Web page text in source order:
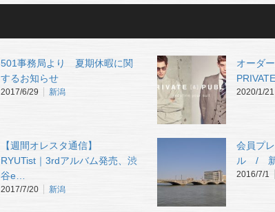
501事務局より 夏期休暇に関
するお知らせ
2017/6/29 新潟
オーダ
2020/1/21
【週間オレスタ通信】
RYUTist｜3rdアルバム発売、渋
谷e…
2017/7/20 新潟
会員プ
ル / 新
2016/7/1